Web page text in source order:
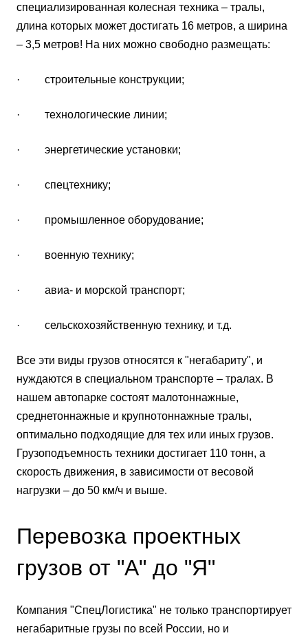
специализированная колесная техника – тралы,
длина которых может достигать 16 метров, а ширина
– 3,5 метров! На них можно свободно размещать:
· строительные конструкции;
· технологические линии;
· энергетические установки;
· спецтехнику;
· промышленное оборудование;
· военную технику;
· авиа- и морской транспорт;
· сельскохозяйственную технику, и т.д.
Все эти виды грузов относятся к "негабариту", и
нуждаются в специальном транспорте – тралах. В
нашем автопарке состоят малотоннажные,
среднетоннажные и крупнотоннажные тралы,
оптимально подходящие для тех или иных грузов.
Грузоподъемность техники достигает 110 тонн, а
скорость движения, в зависимости от весовой
нагрузки – до 50 км/ч и выше.
Перевозка проектных
грузов от "А" до "Я"
Компания "СпецЛогистика" не только транспортирует
негабаритные грузы по всей России, но и